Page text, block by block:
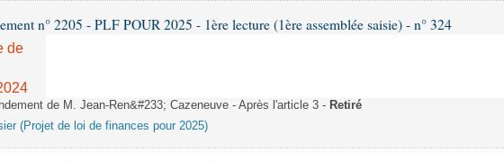
n° 2205 - PLF POUR 2025 - 1ère lecture (1ère assemblée saisie) - n° 324
de
de M. Jean-Ren&#233; Cazeneuve - Après l'article 3 - Retiré
(Projet de loi de finances pour 2025)